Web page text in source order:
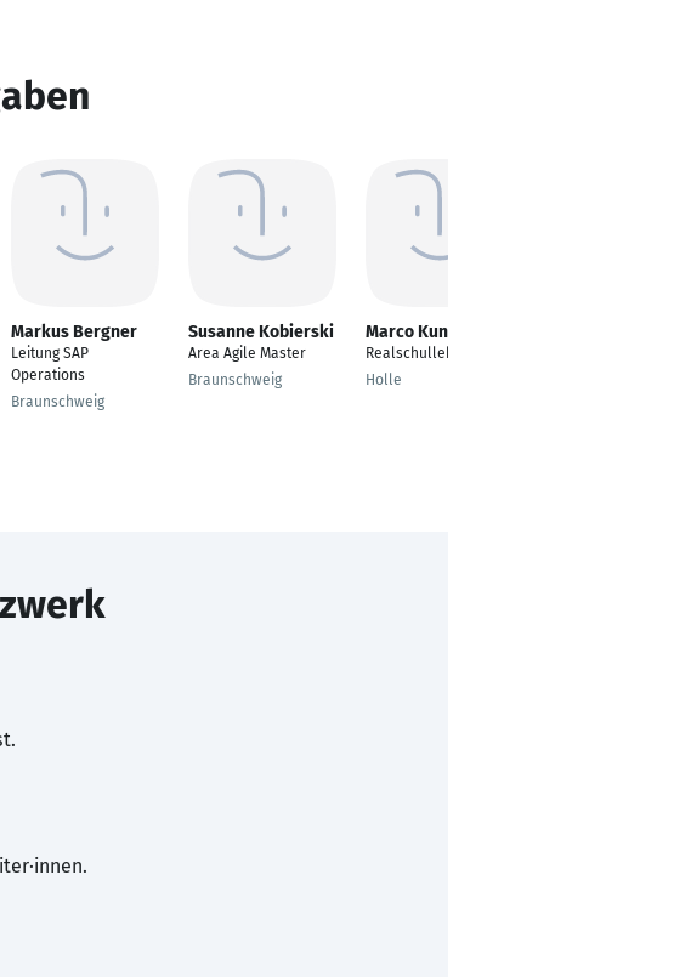
Markus Bergner
Leitung SAP
Operations
Braunschweig
Susanne Kobierski
Area Agile Master
Braunschweig
Marco Kunze
Realschullehrer
Holle